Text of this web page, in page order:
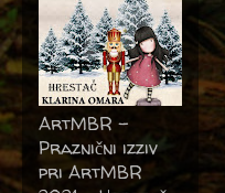
ArtMBR -
Praznični izziv
pri ArtMBR